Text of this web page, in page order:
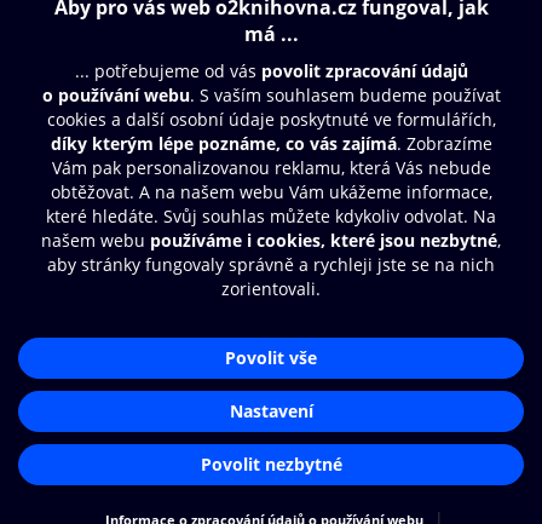
Obsah ke stažení
Moje O2 Knihovna
Další zábava
© O2 Czech Republic a.s.
Přístupnost
Zásady zpracování osobních údajů
Nastavení cookies
Aplikace O2 Knihovna
Čti a poslouchej své e-knihy a
audioknihy rychleji a pohodlněji.